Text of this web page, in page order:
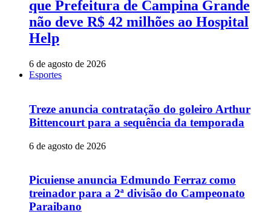
que Prefeitura de Campina Grande
não deve R$ 42 milhões ao Hospital
Help
6 de agosto de 2026
Esportes
Treze anuncia contratação do goleiro Arthur
Bittencourt para a sequência da temporada
6 de agosto de 2026
Picuiense anuncia Edmundo Ferraz como
treinador para a 2ª divisão do Campeonato
Paraibano